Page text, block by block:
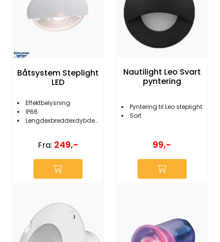
Båtsystem Steplight
LED
Effektbelysning
IP66
Lengdexbreddexdybde: 45x30x22mm
Fra: 249,-
Nautilight Leo Svart
pyntering
Pyntering til Leo steplight
Sort
99,-